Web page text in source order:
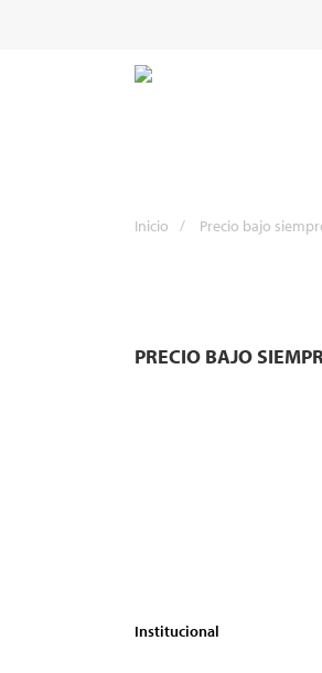
Inicio / Precio bajo
PRECIO BAJO
Institucional